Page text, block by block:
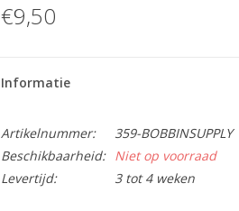
€9,50
Informatie
Artikelnummer:
359-BOBBINSUPPLY
Beschikbaarheid:
Niet op voorraad
Levertijd:
3 tot 4 weken